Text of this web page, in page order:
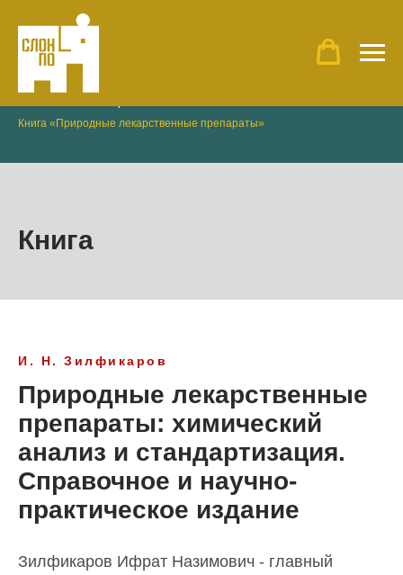
Книга «Природные лекарственные препараты»
Книга
И. Н. Зилфикаров
Природные лекарственные
препараты: химический
анализ и стандартизация.
Справочное и научно-
практическое издание
Зилфикаров Ифрат Назимович - главный